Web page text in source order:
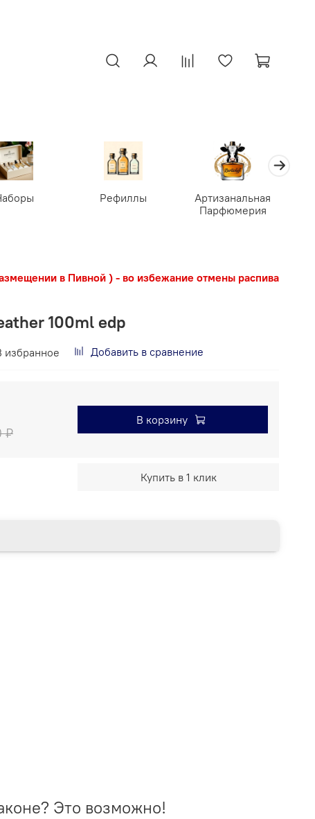
Рефиллы
Артизанальная
Парфюмерия
в Пивной ) - во избежание отмены распива
100ml edp
избранное Добавить в сравнение
₽
В корзину
Купить в 1 клик
Это возможно!